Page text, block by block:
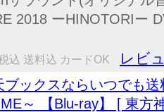
2018 ーHINOTORIー
込 送料込 カードOK レビ
ブックスならいつでも
～ 【Blu-ray】 [ 東方